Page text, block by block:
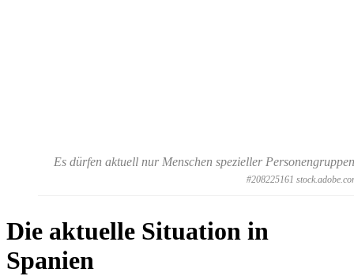
Es dürfen aktuell nur Menschen spezieller
#208225161
Die aktuelle Situation in
Spanien